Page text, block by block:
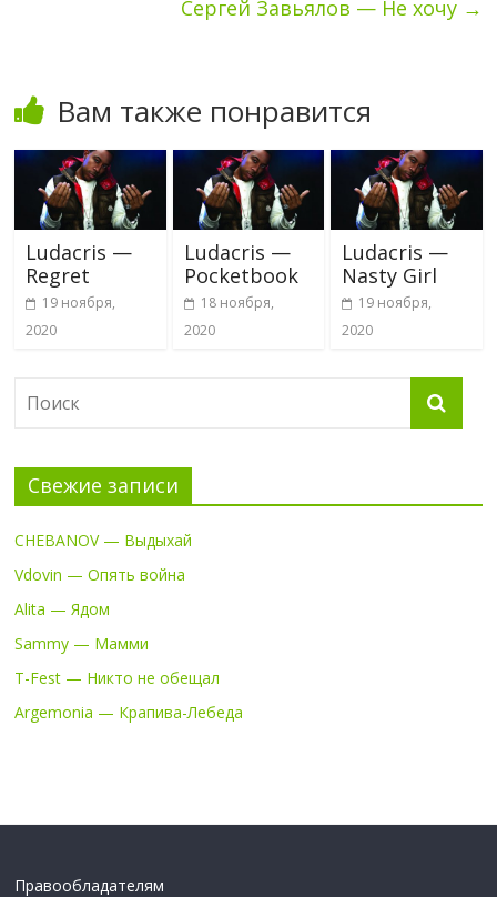
Сергей Завьялов — Не хочу →
Вам также понравится
Ludacris —
Regret
19 ноября,
2020
Ludacris —
Pocketbook
18 ноября,
2020
Ludacris —
Nasty Girl
19 ноября,
2020
Свежие записи
CHEBANOV — Выдыхай
Vdovin — Опять война
Alita — Ядом
Sammy — Мамми
T-Fest — Никто не обещал
Argemonia — Крапива-Лебеда
Правообладателям